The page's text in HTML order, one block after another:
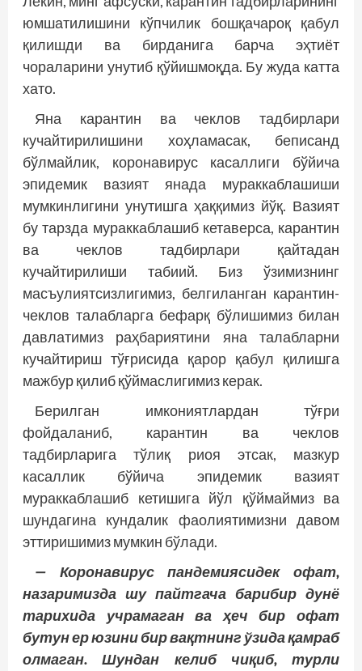
юмшатилишини кўпчилик бошқачароқ қабул
қилишди ва бирданига барча эҳтиёт
чораларини унутиб қўйишмоқда. Бу жуда катта
хато.
Яна карантин ва чеклов тадбирлари
кучайтирилишини хоҳламасак, беписанд
бўлмайлик, коронавирус касаллиги бўйича
эпидемик вазият янада мураккаблашиши
мумкинлигини унутишга ҳаққимиз йўқ. Вазият
бу тарзда мураккаблашиб кетаверса, карантин
ва чек­лов тадбирлари қайтадан
кучайтирилиши табиий. Биз ўзимизнинг
масъулиятсизлигимиз, белгиланган карантин-
чеклов талабларга бефарқ бўлишимиз билан
давлатимиз раҳбариятини яна талабларни
кучайтириш тўғрисида қарор қабул қилишга
мажбур қилиб қўймаслигимиз керак.
Берилган имкониятлардан тўғри
фойдаланиб, карантин ва чеклов
тадбирларига тўлиқ риоя этсак, мазкур
касаллик бўйича эпидемик вазият
мураккаблашиб кетишига йўл қўймаймиз ва
шундагина кундалик фаолиятимизни давом
эттиришимиз мумкин бўлади.
— Коронавирус пандемиясидек офат,
назаримизда шу пайтгача барибир дунё
тарихида учрамаган ва ҳеч бир офат
бутун ер юзини бир вақтнинг ўзида қамраб
олмаган. Шундан келиб чиқиб, турли